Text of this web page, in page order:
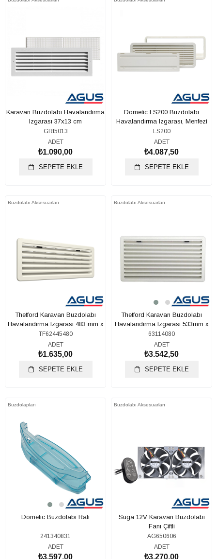
Karavan Buzdolabı Havalandırma
Izgarası 37x13 cm
GRI5013
ADET
₺1.090,00
SEPETE EKLE
Dometic LS200 Buzdolabı
Havalandırma Izgarası, Menfezi
LS200
ADET
₺4.087,50
SEPETE EKLE
Buzdolabı Aksesuarları
Thetford Karavan Buzdolabı
Havalandırma Izgarası 483 mm x
186 mm
TF62445480
ADET
₺1.635,00
SEPETE EKLE
Buzdolabı Aksesuarları
Thetford Karavan Buzdolabı
Havalandırma Izgarası 533mm x
281mm
63114080
ADET
₺3.542,50
SEPETE EKLE
Buzdolapları
Dometic Buzdolabı Rafı
241340831
ADET
₺3.597,00
Buzdolabı Aksesuarları
Suga 12V Karavan Buzdolabı
Fanı Çiftli
AG650606
ADET
₺3.270,00